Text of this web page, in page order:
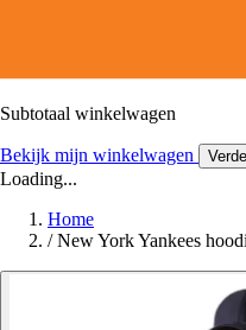
Subtotaal winkelwagen
Bekijk mijn winkelwagen
Loading...
Home
/ New York Yankees